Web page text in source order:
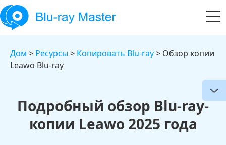
Дом > Ресурсы > Копировать Blu-ray> Обзор копии
Leawo Blu-ray
Подробный обзор Blu-ray-
копии Leawo 2025 года